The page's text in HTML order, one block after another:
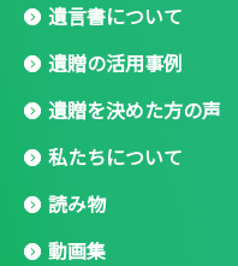
遺言書について
遺贈の活用事例
遺贈を決めた方の声
私たちについて
読み物
動画集